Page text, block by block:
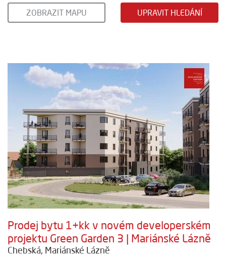
ZOBRAZIT MAPU UPRAVIT HLEDÁNÍ
Prodej bytu 1+kk v novém developerském
projektu Green Garden 3 | Mariánské Lázně
Chebská, Mariánské Lázně